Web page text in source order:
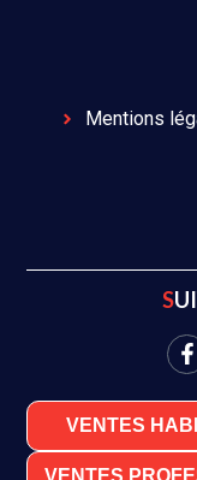
Mentions
VENTES
VENTES